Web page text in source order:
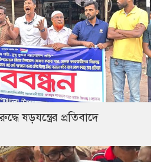
ষড়যন্ত্রের প্রতিবাদে